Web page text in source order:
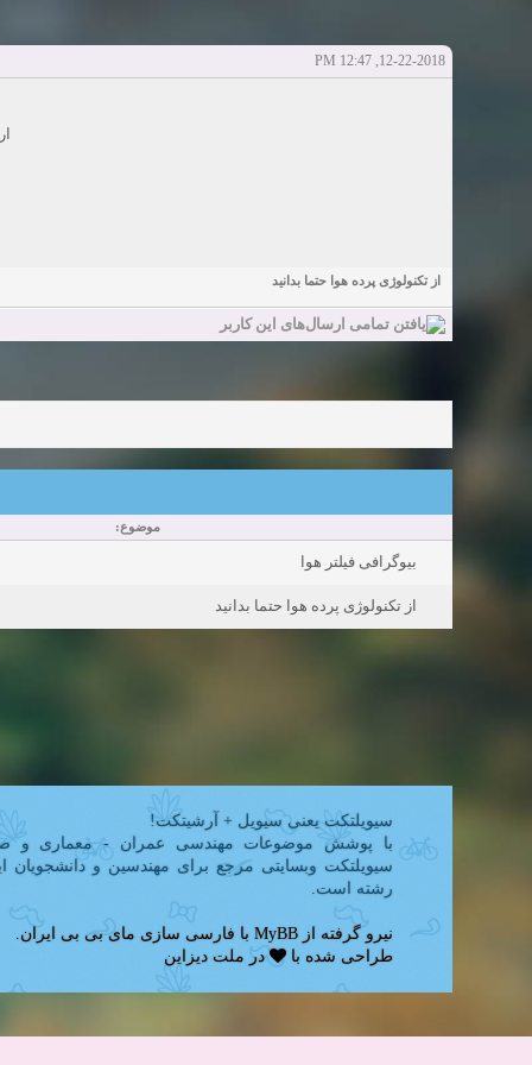
شروع کننده: elmi.alireza70 آخرین ارسال توسط: elmi.alireza70 پاسخ ها:0
Girls in your town for night - Real-life Females
12-22-2018, 12:47 PM
از تکنولوژی پرده هوا حتما بدانید
موضوع:
بیوگرافی فیلتر هوا
از تکنولوژی پرده هوا حتما بدانید
سیویلتکت یعنی سیویل + آرشیتکت!
با پوشش موضوعات مهندسی عمران - معماری و
سیویلتکت وبسایتی مرجع برای مهندسین و دانشجویان
رشته است.
نیرو گرفته ازMyBB با فارسی سازی مای بی بی ایران
طراحی شده با
در ملت دیزاین